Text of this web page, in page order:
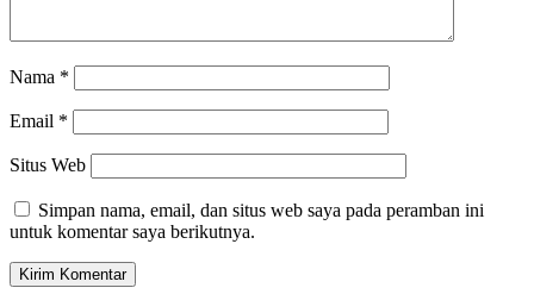
Nama *
Email *
Situs Web
Simpan nama, email, dan situs web saya pada peramban ini
untuk komentar saya berikutnya.